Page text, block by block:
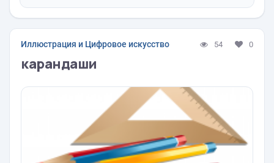
Иллюстрация и Цифровое искусство 54 0
карандаши